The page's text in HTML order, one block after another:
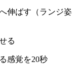
伸ばす（ランジ姿
る
感覚を20秒